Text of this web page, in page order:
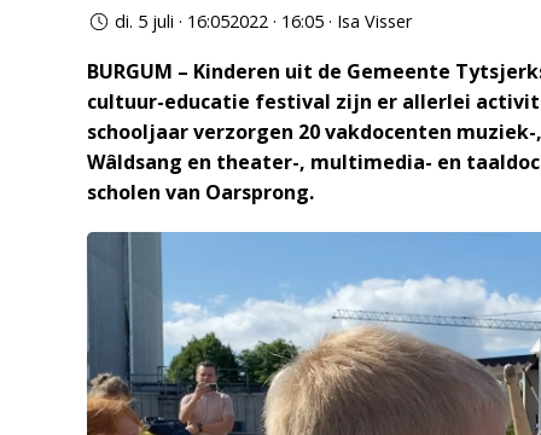
di. 5 juli · 16:052022 · 16:05 · Isa Visser
BURGUM – Kinderen uit de Gemeente
cultuur-educatie festival zijn er allerlei
schooljaar verzorgen 20 vakdocenten
Wâldsang en theater-, multimedia- en
scholen van Oarsprong.